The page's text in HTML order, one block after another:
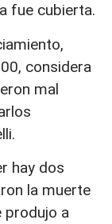
fue cubierta.
considera
mal
hay dos
la muerte
produjo a